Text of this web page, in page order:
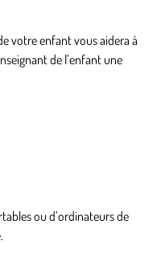
votre enfant vous aidera à
de l’enfant une
ou d’ordinateurs de